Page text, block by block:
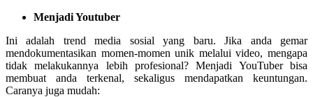
Menjadi Youtuber
Ini adalah trend media sosial yang baru. Jika anda gemar
mendokumentasikan momen-momen unik melalui video, mengapa
tidak melakukannya lebih profesional? Menjadi YouTuber bisa
membuat anda terkenal, sekaligus mendapatkan keuntungan.
Caranya juga mudah: